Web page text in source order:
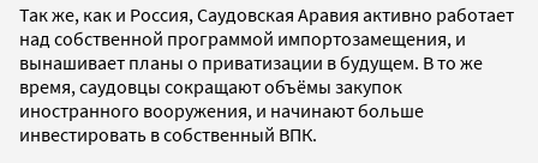
Так же, как и Россия, Саудовская Аравия активно работает
над собственной программой импортозамещения, и
вынашивает планы о приватизации в будущем. В то же
время, саудовцы сокращают объёмы закупок
иностранного вооружения, и начинают больше
инвестировать в собственный ВПК.